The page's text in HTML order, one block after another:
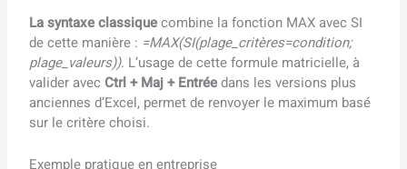
La syntaxe classiquecombine la fonction MAX avec SI
de cette manière : =MAX(SI(plage_critères=condition;
plage_valeurs)). L’usage de cette formule matricielle, à
valider avecCtrl + Maj + Entréedans les versions plus
anciennes d’Excel, permet de renvoyer le maximum basé
sur le critère choisi.
Exemple pratique en entreprise